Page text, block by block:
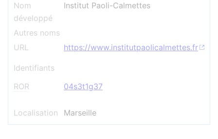
Nom
développé
Institut Paoli-Calmettes
Autres noms
URL
https://www.institutpaolicalmettes.fr
Identifiants
ROR
04s3t1g37
Localisation Marseille